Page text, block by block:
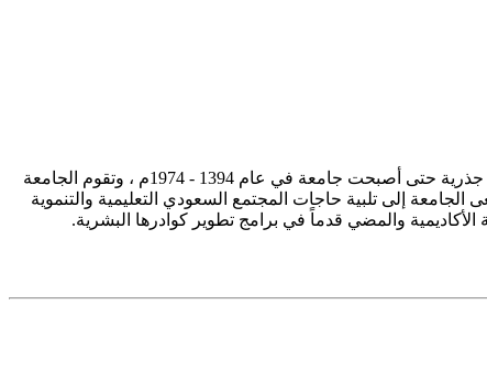
تأسست جامعة الإمام محمد بن سعود الإسلامية ممثلة في كلية الشريعة في سنة 1373هـ 1953م، وتطورت منذ ذلك الحين بصورة جذرية حتى أصبحت جامعة في عام 1394 - 1974م ، وتقوم الجامعة
إلى تلبية حاجات المجتمع السعودي التعليمية والتنموية
الأكاديمية والمضي قدماً في برامج تطوير كوادرها البشرية.